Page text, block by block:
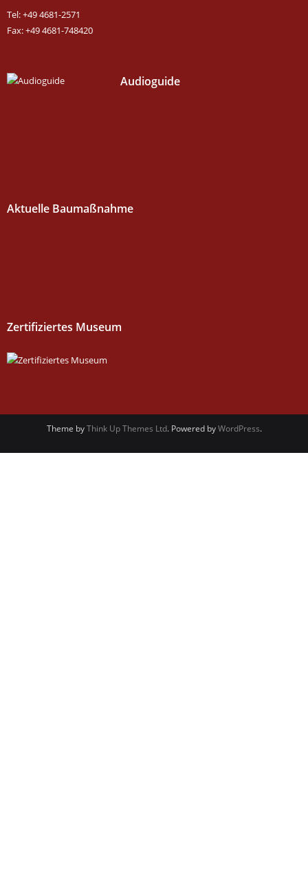
Tel: +49 4681-2571
Fax: +49 4681-748420
Audioguide
Aktuelle Baumaßnahme
Zertifiziertes Museum
Theme byThink Up Themes Ltd. Powered byWordPress.